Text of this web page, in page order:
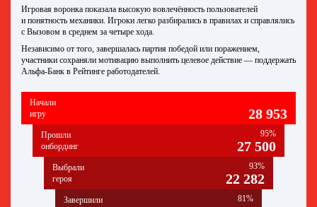
Игровая воронка показала высокую вовлечённость пользователей
и понятность механики. Игроки легко разбирались в правилах и справлялись
с Вызовом в среднем за четыре хода.
Независимо от того, завершалась партия победой или поражением,
участники сохраняли мотивацию выполнить целевое действие — поддержать
Альфа‑Банк в Рейтинге работодателей.
Начали
игру
28 953
Прошли
онбординг
95%
27 500
Выбрали
героя
93%
22 282
Завершили
81%